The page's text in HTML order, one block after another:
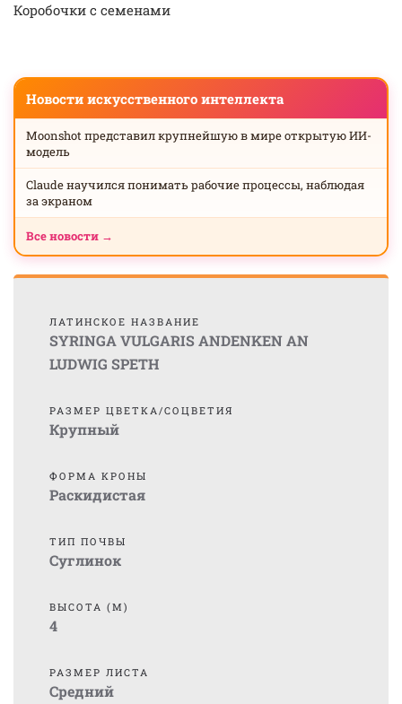
Коробочки с семенами
Новости искусственного интеллекта
Moonshot представил крупнейшую в мире открытую ИИ-
модель
Claude научился понимать рабочие процессы, наблюдая
за экраном
Все новости →
ЛАТИНСКОЕ НАЗВАНИЕ
SYRINGA VULGARIS ANDENKEN AN
LUDWIG SPETH
РАЗМЕР ЦВЕТКА/СОЦВЕТИЯ
Крупный
ФОРМА КРОНЫ
Раскидистая
ТИП ПОЧВЫ
Суглинок
ВЫСОТА (М)
4
РАЗМЕР ЛИСТА
Средний